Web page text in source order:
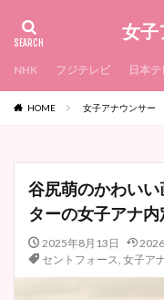
女子
NHK フジテレビ 日本
HOME 女子アナウンサー
谷尻萌のかわい
ターの女子アナ内
2025年8月13日
セントフォース, 女子ア